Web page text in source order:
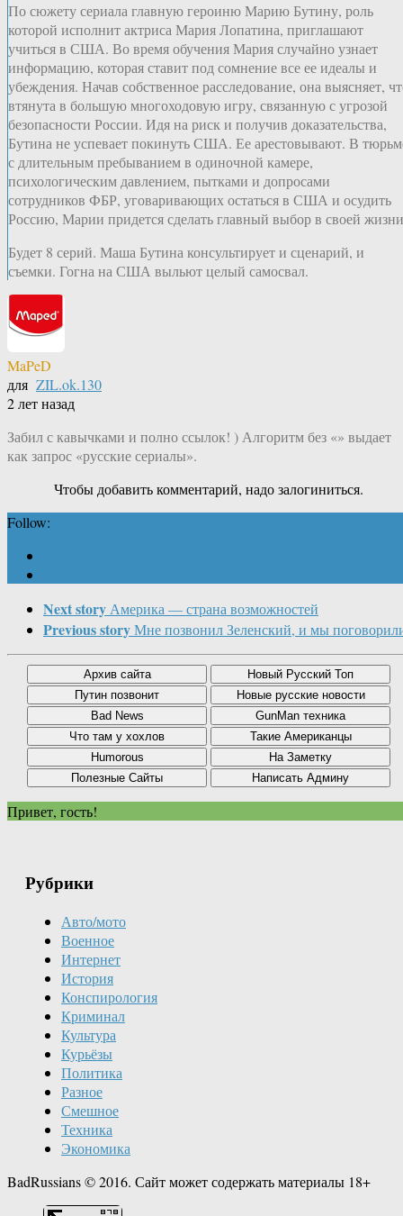
По сюжету сериала главную героиню Марию Бутину, роль
которой исполнит актриса Мария Лопатина, приглашают
учиться в США. Во время обучения Мария случайно узнает
информацию, которая ставит под сомнение все ее идеалы и
убеждения. Начав собственное расследование, она выясняет,
втянута в большую многоходовую игру, связанную с угрозой
безопасности России. Идя на риск и получив доказательства,
Бутина не успевает покинуть США. Ее арестовывают. В
с длительным пребыванием в одиночной камере,
психологическим давлением, пытками и допросами
сотрудников ФБР, уговаривающих остаться в США и осудить
Россию, Марии придется сделать главный выбор в своей
Будет 8 серий. Маша Бутина консультирует и сценарий, и
съемки. Гогна на США выльют целый самосвал.
MaPeD
для ZIL.ok.130
2 лет назад
Забил с кавычками и полно ссылок! ) Алгоритм без «» выдает
как запрос «русские сериалы».
Чтобы добавить комментарий, надо залогиниться.
Follow:
Next storyАмерика — страна возможностей
Previous storyМне позвонил Зеленский, и мы
Привет, гость!
Рубрики
Авто/мото
Военное
Интернет
История
Конспирология
Криминал
Культура
Курьёзы
Политика
Разное
Смешное
Техника
Экономика
BadRussians © 2016. Сайт может содержать материалы 18+